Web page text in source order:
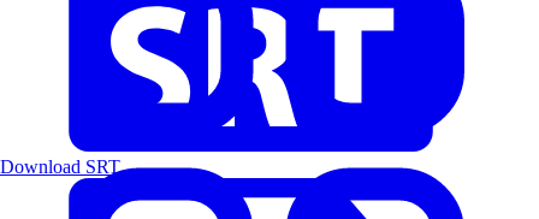
Download SRT